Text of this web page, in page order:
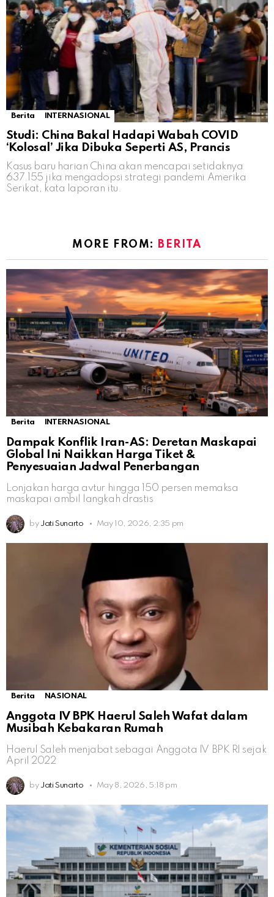
Berita INTERNASIONAL
Studi: China Bakal Hadapi Wabah COVID
‘Kolosal’ Jika Dibuka Seperti AS, Prancis
Kasus baru harian China akan mencapai setidaknya
637.155 jika mengadopsi strategi pandemi Amerika
Serikat, kata laporan itu.
MORE FROM: BERITA
Berita INTERNASIONAL
Dampak Konflik Iran-AS: Deretan Maskapai
Global Ini Naikkan Harga Tiket &
Penyesuaian Jadwal Penerbangan
Lonjakan harga avtur hingga 150 persen memaksa
maskapai ambil langkah drastis
by Jati Sunarto May 10, 2026, 2:35 pm
Berita NASIONAL
Anggota IV BPK Haerul Saleh Wafat dalam
Musibah Kebakaran Rumah
Haerul Saleh menjabat sebagai Anggota IV BPK RI sejak
April 2022
by Jati Sunarto May 8, 2026, 5:18 pm